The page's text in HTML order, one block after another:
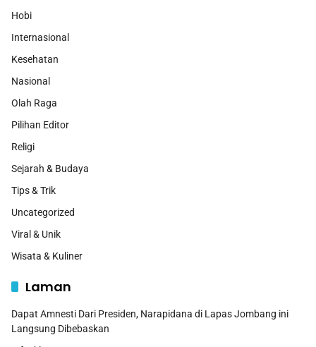
Hobi
Internasional
Kesehatan
Nasional
Olah Raga
Pilihan Editor
Religi
Sejarah & Budaya
Tips & Trik
Uncategorized
Viral & Unik
Wisata & Kuliner
Laman
Dapat Amnesti Dari Presiden, Narapidana di Lapas Jombang ini
Langsung Dibebaskan